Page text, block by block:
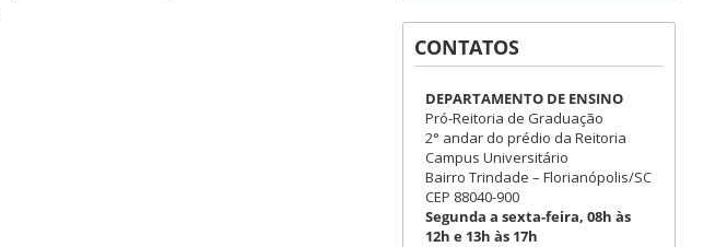
CONTATOS
DEPARTAMENTO DE ENSINO
Pró-Reitoria de Graduação
2° andar do prédio da Reitoria
Campus Universitário
Bairro Trindade – Florianópolis/SC
CEP 88040-900
Segunda a sexta-feira, 08h às
12h e 13h às 17h